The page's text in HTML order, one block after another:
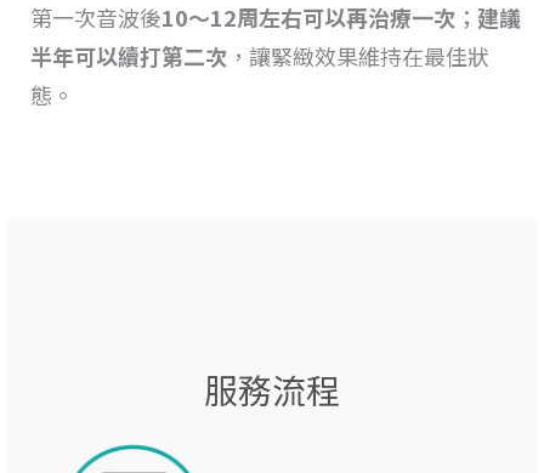
第一次音波後10～12周左右可以再治療一次 ； 建議
半年可以續打第二次 ，讓緊緻效果維持在最佳狀
態。
服務流程